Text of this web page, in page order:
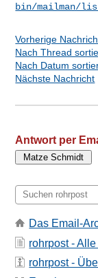
bin/mailman/
Vorherige
Nach Thread
Nach Datum
Nächste Nachricht
Antwort per
Das Email-
rohrpost -
rohrpost -